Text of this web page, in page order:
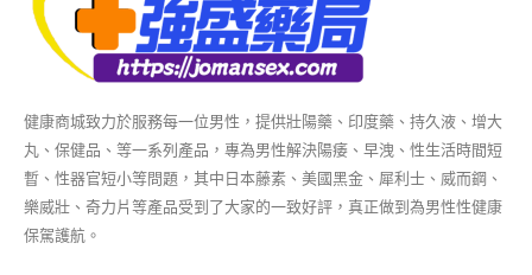
健康商城致力於服務每一位男性，提供壯陽藥、印度藥、持久液、增大
丸、保健品、等一系列產品，專為男性解決陽痿、早洩、性生活時間短
暫、性器官短小等問題，其中日本藤素、美國黑金、犀利士、威而鋼、
樂威壯、奇力片等產品受到了大家的一致好評，真正做到為男性性健康
保駕護航。